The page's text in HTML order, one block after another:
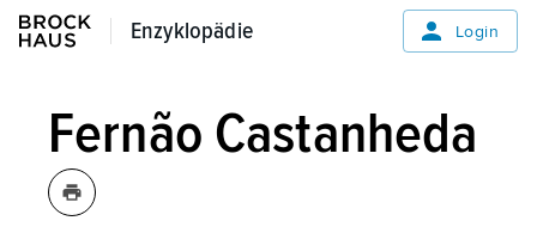
Enzyklopädie
Enzyklopädie Login
Fernão Castanheda